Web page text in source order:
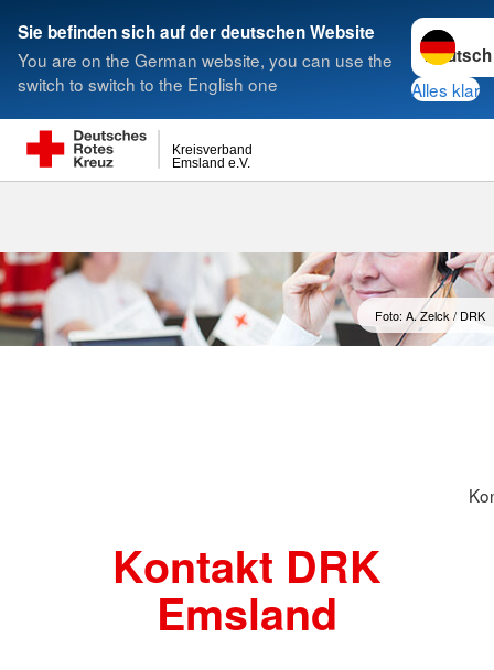
Sie befinden sich auf der deutschen Website
You are on the German website, you can use the
switch to switch to the English one
Sprache
Alles klar
Emsland e.V.
Kreisverband
Suche
Foto: A. Zelck / DRK
Kontakt DRK
Emsland